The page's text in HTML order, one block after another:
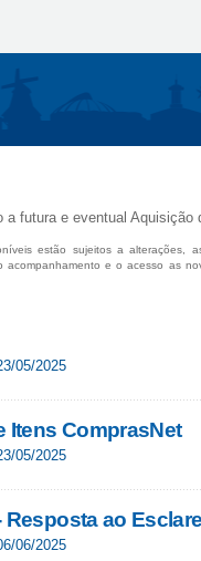
a futura e eventual Aquisição
estão sujeitos a alterações,
acompanhamento e o acesso as
05/2025
Itens ComprasNet
05/2025
Resposta ao
06/2025